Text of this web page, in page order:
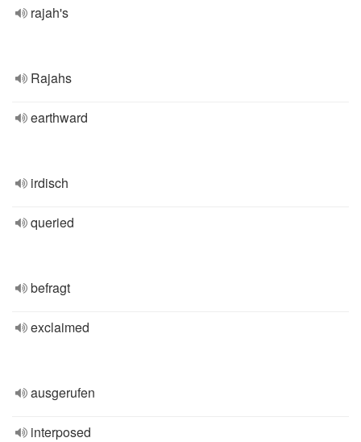
rajah's
Rajahs
earthward
irdisch
queried
befragt
exclaimed
ausgerufen
interposed